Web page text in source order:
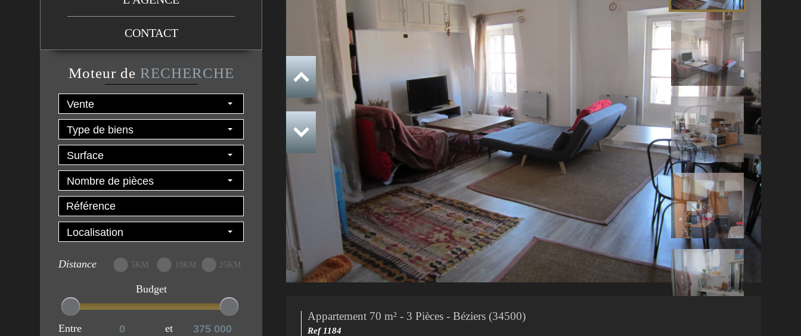
CONTACT
Moteur de RECHERCHE
Vente
Type de biens
Surface
Nombre de pièces
Localisation
Distance 5KM 10KM 25KM
Budget
Entre et
Appartement 70 m² - 3 Pièces - Béziers (34500)
Ref 1184